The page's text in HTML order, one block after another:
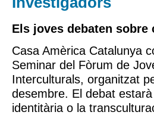
Els joves debaten
Casa Amèrica Catalunya
Seminar del Fòrum de
Interculturals, organitzat
desembre. El debat
identitària o la